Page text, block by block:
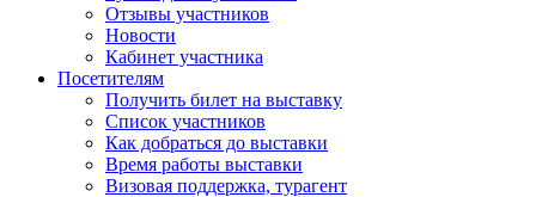
Отзывы участников
Новости
Кабинет участника
Посетителям
Получить билет на выставку
Список участников
Как добраться до выставки
Время работы выставки
Визовая поддержка, турагент